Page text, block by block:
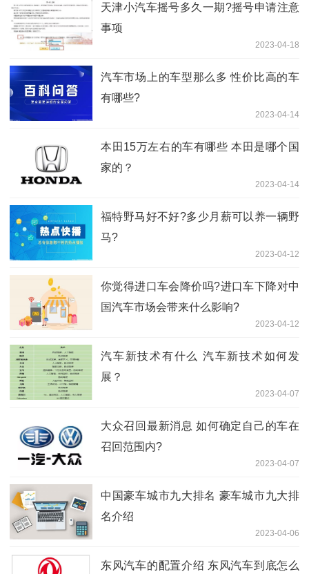
天津小汽车摇号多久一期?摇号申请注意
事项
2023-04-18
汽车市场上的车型那么多 性价比高的车
有哪些?
2023-04-14
本田15万左右的车有哪些 本田是哪个国
家的？
2023-04-14
福特野马好不好?多少月薪可以养一辆野
马?
2023-04-12
你觉得进口车会降价吗?进口车下降对中
国汽车市场会带来什么影响?
2023-04-12
汽车新技术有什么 汽车新技术如何发
展？
2023-04-07
大众召回最新消息 如何确定自己的车在
召回范围内?
2023-04-07
中国豪车城市九大排名 豪车城市九大排
名介绍
2023-04-06
东风汽车的配置介绍 东风汽车到底怎么